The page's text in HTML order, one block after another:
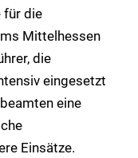
für die
Mittelhessen
die
eingesetzt
eine
Einsätze.